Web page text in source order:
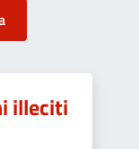
illeciti